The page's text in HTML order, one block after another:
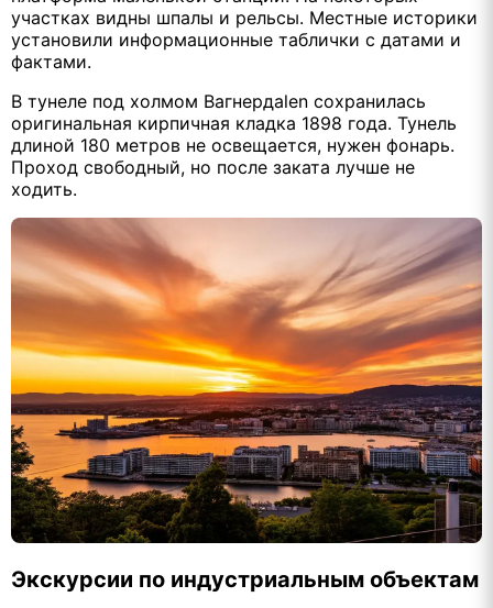
участках видны шпалы и рельсы. Местные историки
установили информационные таблички с датами и
фактами.
В тунеле под холмом Вагнердalen сохранилась
оригинальная кирпичная кладка 1898 года. Тунель
длиной 180 метров не освещается, нужен фонарь.
Проход свободный, но после заката лучше не
ходить.
Экскурсии по индустриальным объектам